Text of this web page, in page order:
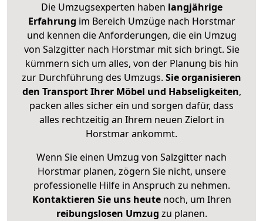
Die Umzugsexperten haben langjährige
Erfahrung im Bereich Umzüge nach Horstmar
und kennen die Anforderungen, die ein Umzug
von Salzgitter nach Horstmar mit sich bringt. Sie
kümmern sich um alles, von der Planung bis hin
zur Durchführung des Umzugs. Sie organisieren
den Transport Ihrer Möbel und Habseligkeiten,
packen alles sicher ein und sorgen dafür, dass
alles rechtzeitig an Ihrem neuen Zielort in
Horstmar ankommt.
Wenn Sie einen Umzug von Salzgitter nach
Horstmar planen, zögern Sie nicht, unsere
professionelle Hilfe in Anspruch zu nehmen.
Kontaktieren Sie uns heutenoch, um Ihren
reibungslosen Umzug zu planen.